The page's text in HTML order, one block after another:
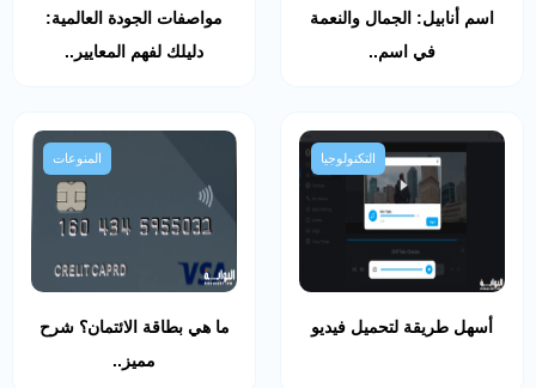
اسم أنابيل: الجمال والنعمة
في اسم..
مواصفات الجودة العالمية:
دليلك لفهم المعايير..
التكنولوجيا
أسهل طريقة لتحميل فيديو
المنوعات
ما هي بطاقة الائتمان؟ شرح
مميز..